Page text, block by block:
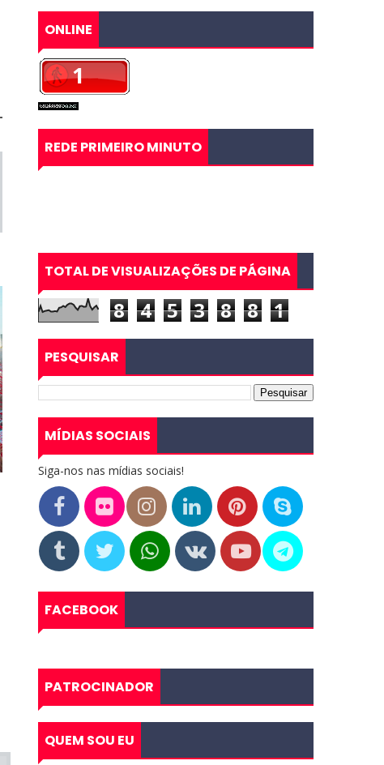
ONLINE
REDE PRIMEIRO MINUTO
TOTAL DE VISUALIZAÇÕES DE PÁGINA
8 4 5 3 8 8 1
PESQUISAR
MÍDIAS SOCIAIS
Siga-nos nas mídias sociais!
FACEBOOK
PATROCINADOR
QUEM SOU EU